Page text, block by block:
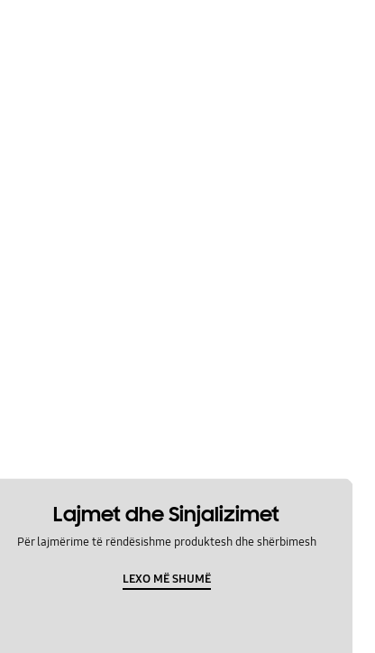
Lajmet dhe Sinjalizimet
Për lajmërime të rëndësishme produktesh dhe shërbimesh
LEXO MË SHUMË